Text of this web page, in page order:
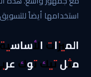
استخدامها أيضاً للتسويق
الميزات
مثل تيك توك